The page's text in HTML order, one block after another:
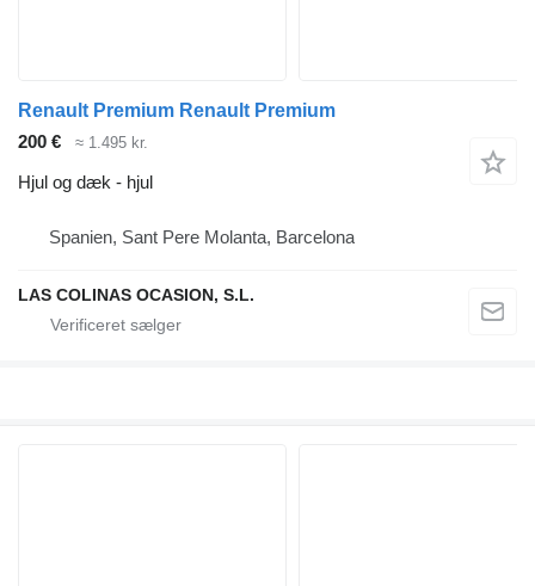
Renault Premium Renault Premium
200 €
≈ 1.495 kr.
Hjul og dæk - hjul
Spanien, Sant Pere Molanta, Barcelona
LAS COLINAS OCASION, S.L.